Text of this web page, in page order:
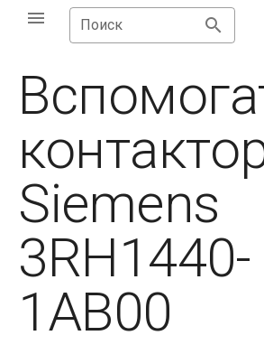
Поиск
Siemens
3RH1440-
1AB00